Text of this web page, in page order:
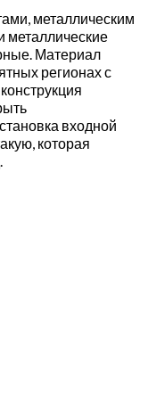
металлическим
металлические
Материал
регионах с
входной
которая